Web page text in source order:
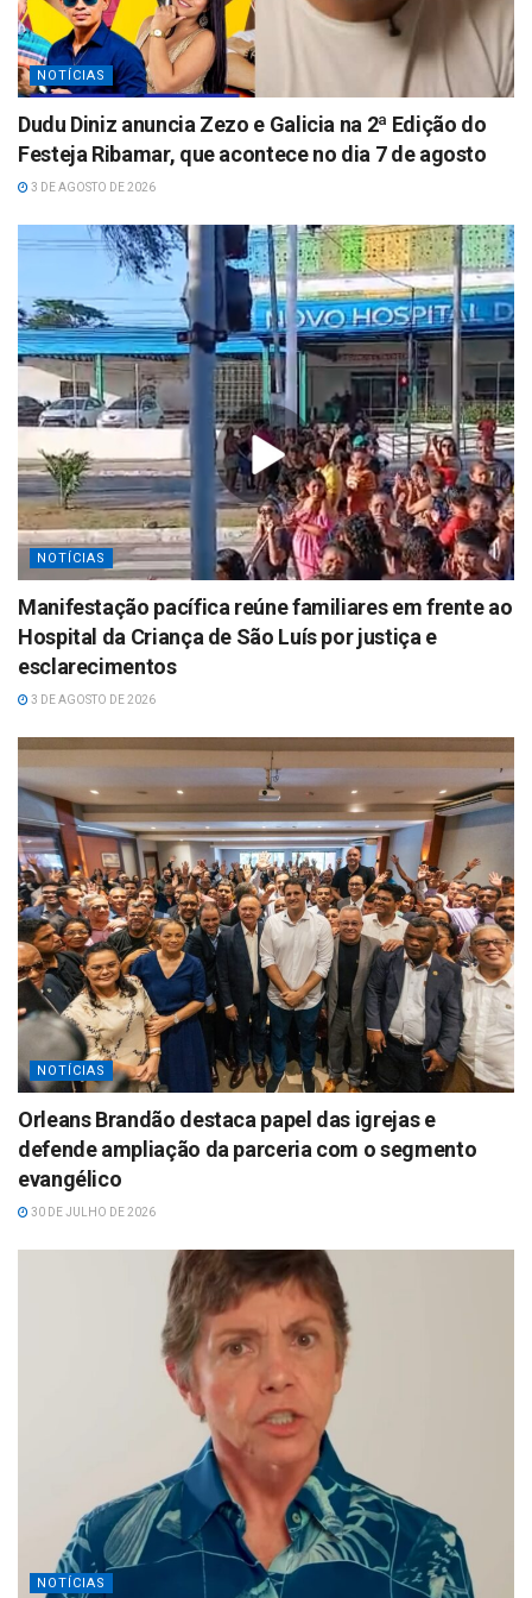
NOTÍCIAS
Dudu Diniz anuncia Zezo e Galicia na 2ª Edição do
Festeja Ribamar, que acontece no dia 7 de agosto
3 DE AGOSTO DE 2026
NOTÍCIAS
Manifestação pacífica reúne familiares em frente ao
Hospital da Criança de São Luís por justiça e
esclarecimentos
3 DE AGOSTO DE 2026
NOTÍCIAS
Orleans Brandão destaca papel das igrejas e
defende ampliação da parceria com o segmento
evangélico
30 DE JULHO DE 2026
NOTÍCIAS